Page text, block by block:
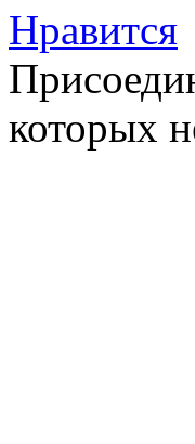
Нравится
которых